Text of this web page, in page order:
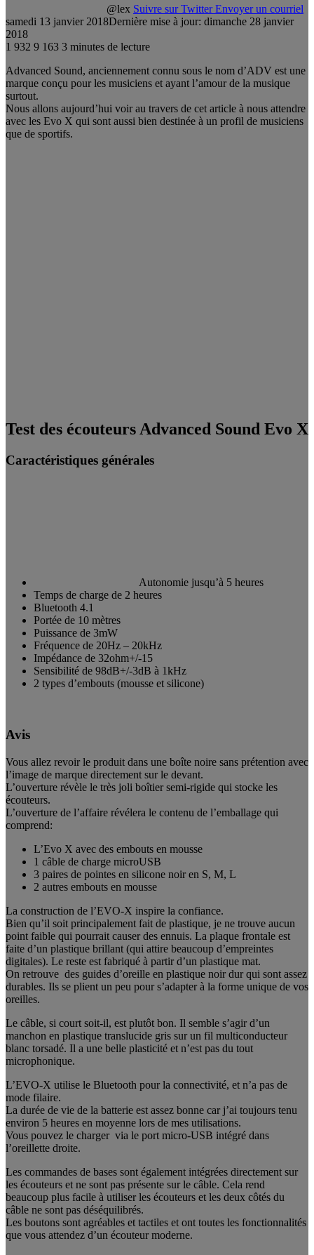
@lex Suivre sur Twitter Envoyer un courriel
samedi 13 janvier 2018Dernière mise à jour: dimanche 28 janvier
2018
1 932 9 163 3 minutes de lecture
Advanced Sound, anciennement connu sous le nom d’ADV est une
marque conçu pour les musiciens et ayant l’amour de la musique
surtout.
Nous allons aujourd’hui voir au travers de cet article à nous attendre
avec les Evo X qui sont aussi bien destinée à un profil de musiciens
que de sportifs.
Test des écouteurs Advanced Sound Evo X
Caractéristiques générales
Autonomie jusqu’à 5 heures
Temps de charge de 2 heures
Bluetooth 4.1
Portée de 10 mètres
Puissance de 3mW
Fréquence de 20Hz – 20kHz
Impédance de 32ohm+/-15
Sensibilité de 98dB+/-3dB à 1kHz
2 types d’embouts (mousse et silicone)
Avis
Vous allez revoir le produit dans une boîte noire sans prétention avec
l’image de marque directement sur le devant.
L’ouverture révèle le très joli boîtier semi-rigide qui stocke les
écouteurs.
L’ouverture de l’affaire révélera le contenu de l’emballage qui
comprend:
L’Evo X avec des embouts en mousse
1 câble de charge microUSB
3 paires de pointes en silicone noir en S, M, L
2 autres embouts en mousse
La construction de l’EVO-X inspire la confiance.
Bien qu’il soit principalement fait de plastique, je ne trouve aucun
point faible qui pourrait causer des ennuis. La plaque frontale est
faite d’un plastique brillant (qui attire beaucoup d’empreintes
digitales). Le reste est fabriqué à partir d’un plastique mat.
On retrouve des guides d’oreille en plastique noir dur qui sont assez
durables. Ils se plient un peu pour s’adapter à la forme unique de vos
oreilles.
Le câble, si court soit-il, est plutôt bon. Il semble s’agir d’un
manchon en plastique translucide gris sur un fil multiconducteur
blanc torsadé. Il a une belle plasticité et n’est pas du tout
microphonique.
L’EVO-X utilise le Bluetooth pour la connectivité, et n’a pas de
mode filaire.
La durée de vie de la batterie est assez bonne car j’ai toujours tenu
environ 5 heures en moyenne lors de mes utilisations.
Vous pouvez le charger via le port micro-USB intégré dans
l’oreillette droite.
Les commandes de bases sont également intégrées directement sur
les écouteurs et ne sont pas présente sur le câble. Cela rend
beaucoup plus facile à utiliser les écouteurs et les deux côtés du
câble ne sont pas déséquilibrés.
Les boutons sont agréables et tactiles et ont toutes les fonctionnalités
que vous attendez d’un écouteur moderne.